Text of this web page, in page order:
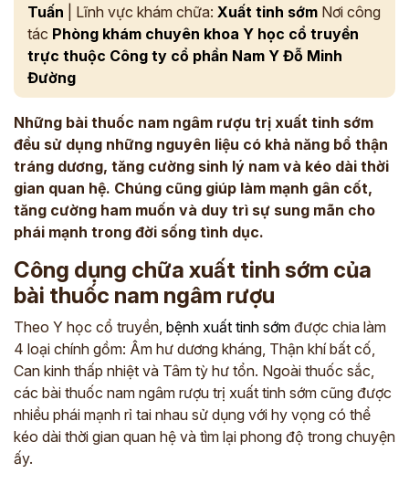
Tuấn | Lĩnh vực khám chữa: Xuất tinh sớm Nơi công
tác Phòng khám chuyên khoa Y học cổ truyền
trực thuộc Công ty cổ phần Nam Y Đỗ Minh
Đường
Những bài thuốc nam ngâm rượu trị xuất tinh sớm
đều sử dụng những nguyên liệu có khả năng bổ thận
tráng dương, tăng cường sinh lý nam và kéo dài thời
gian quan hệ. Chúng cũng giúp làm mạnh gân cốt,
tăng cường ham muốn và duy trì sự sung mãn cho
phái mạnh trong đời sống tình dục.
Công dụng chữa xuất tinh sớm của
bài thuốc nam ngâm rượu
Theo Y học cổ truyền, bệnh xuất tinh sớm được chia làm
4 loại chính gồm: Âm hư dương kháng, Thận khí bất cố,
Can kinh thấp nhiệt và Tâm tỳ hư tổn. Ngoài thuốc sắc,
các bài thuốc nam ngâm rượu trị xuất tinh sớm cũng được
nhiều phái mạnh rỉ tai nhau sử dụng với hy vọng có thể
kéo dài thời gian quan hệ và tìm lại phong độ trong chuyện
ấy.